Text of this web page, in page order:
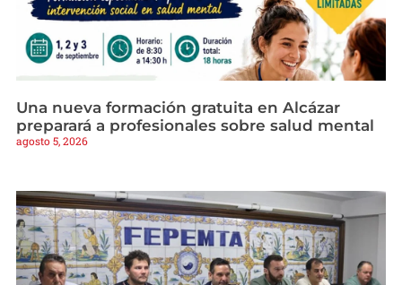
Una nueva formación gratuita en Alcázar
preparará a profesionales sobre salud mental
agosto 5, 2026